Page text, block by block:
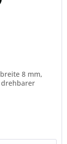
8 mm,
drehbarer